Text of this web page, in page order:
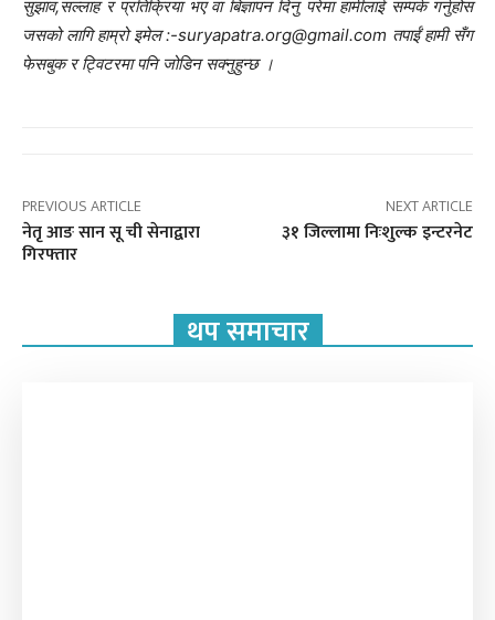
सुझाव,सल्लाह र प्रतिक्रिया भए वा बिज्ञापन दिनु परेमा हामीलाई सम्पर्क गर्नुहोस
जसको लागि हाम्रो इमेल :-suryapatra.org@gmail.com तपाईं हामी सँग
फेसबुक र ट्विटरमा पनि जोडिन सक्नुहुन्छ ।
PREVIOUS ARTICLE
नेतृ आङ सान सू ची सेनाद्वारा
गिरफ्तार
NEXT ARTICLE
३१ जिल्लामा निःशुल्क इन्टरनेट
थप समाचार